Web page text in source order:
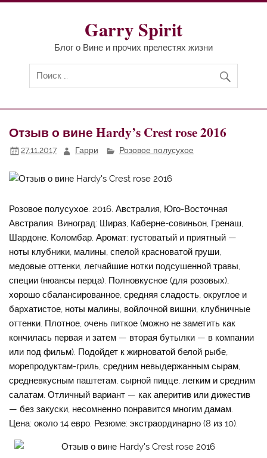
Перейти
Garry Spirit
Блог о Вине и прочих прелестях жизни
Отзыв о вине Hardy’s Crest rose 2016
27.11.2017 Гарри Розовое полусухое
Розовое полусухое. 2016. Австралия, Юго-Восточная
Австралия. Виноград: Шираз, Каберне-совиньон, Гренаш,
Шардоне, Коломбар. Аромат: густоватый и приятный —
ноты клубники, малины, спелой красноватой груши,
медовые оттенки, легчайшие нотки подсушенной травы,
специи (нюансы перца). Полновкусное (для розовых),
хорошо сбалансированное, средняя сладость, округлое и
бархатистое, ноты малины, войлочной вишни, клубничные
оттенки. Плотное, очень питкое (можно не заметить как
кончилась первая и затем — вторая бутылки — в компании
или под фильм). Подойдет к жирноватой белой рыбе,
морепродуктам-гриль, средним невыдержанным сырам,
средневкусным паштетам, сырной пицце, легким и средним
салатам. Отличный вариант — как аперитив или дижестив
— без закуски, несомненно понравится многим дамам.
Цена: около 14 евро. Резюме: экстраординарно (8 из 10).